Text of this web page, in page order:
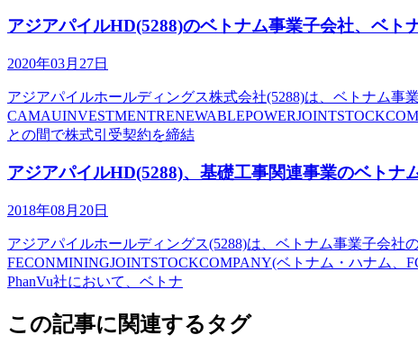
アジアパイルHD(5288)のベトナム事業子会社、ベ
2020年03月27日
アジアパイルホールディングス株式会社(5288)は、ベトナム事
との間で株式引受契約を締結
アジアパイルHD(5288)、基礎工事関連事業のベト
2018年08月20日
アジアパイルホールディングス(5288)は、ベトナム事業子会社
FECONMININGJOINTSTOCKCOMPANY(ベトナム・ハナム、
PhanVu社において、ベトナ
この記事に関連するタグ